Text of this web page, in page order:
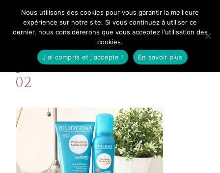
contenuMangue Poudrée
protections et soins solaires
02
Nous utilisons des cookies pour vous garantir la meilleure
expérience sur notre site. Si vous continuez à utiliser ce
dernier, nous considérerons que vous acceptez l'utilisation des
cookies.
J'ai compris et j'accepte !
En savoir plus